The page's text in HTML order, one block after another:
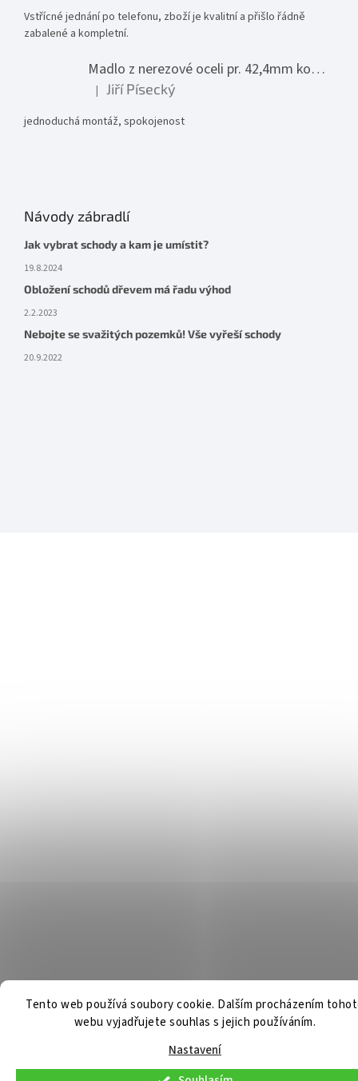
Tento web používá soubory cookie. Dalším procházením
webu vyjadřujete souhlas s jejich používáním.
Nastavení
Vstřícné jednání po telefonu, zboží je kvalitní a přišlo řádně
zabalené a kompletní.
Madlo z nerezové oceli pr. 42,4mm komplet - model 0116 - 3000mm
Hodnocení produktu je 5 z 5 hvězdiček.
| Jiří Písecký
jednoduchá montáž, spokojenost
Návody zábradlí
Jak vybrat schody a kam je umístit?
19.8.2024
Obložení schodů dřevem má řadu výhod
2.2.2023
Nebojte se svažitých pozemků! Vše vyřeší schody
20.9.2022